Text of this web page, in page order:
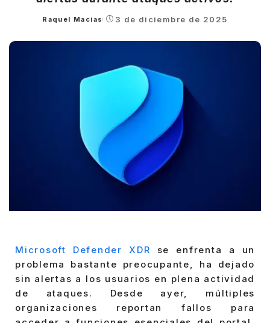
Posted
Raquel Macias 3 de diciembre de 2025
Microsoft Defender XDR se enfrenta a un
problema bastante preocupante, ha dejado
sin alertas a los usuarios en plena actividad
de ataques. Desde ayer, múltiples
organizaciones reportan fallos para